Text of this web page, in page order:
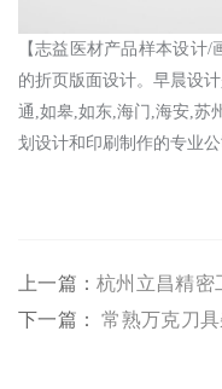
【志益医材产品样本设计/
的折页版面设计。 早晨设计
通,如皋,如东,海门,海安,苏
划设计和印刷制作的专业
上一篇：杭州立昌精密
下一篇：常熟万克刀